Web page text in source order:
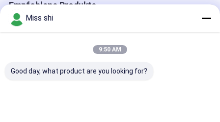
Empfohlene Produkte
Miss shi
9:50 AM
Good day, what product are you looking for?